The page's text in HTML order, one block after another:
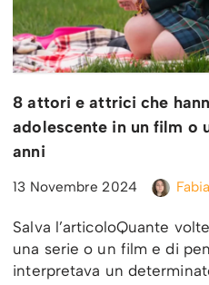
8 attori e attrici che
adolescente in un film o
anni
13 Novembre 2024
Salva l’articoloQuante
una serie o un film e di
interpretava un